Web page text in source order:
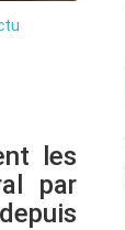
les
par
en 10 jours
au 27